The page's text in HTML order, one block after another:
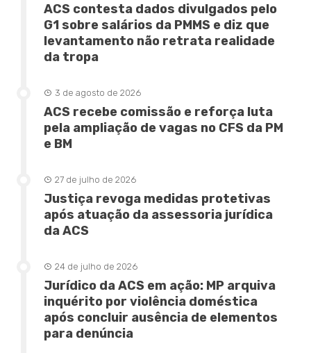
ACS contesta dados divulgados pelo
G1 sobre salários da PMMS e diz que
levantamento não retrata realidade
da tropa
3 de agosto de 2026
ACS recebe comissão e reforça luta
pela ampliação de vagas no CFS da PM
e BM
27 de julho de 2026
Justiça revoga medidas protetivas
após atuação da assessoria jurídica
da ACS
24 de julho de 2026
Jurídico da ACS em ação: MP arquiva
inquérito por violência doméstica
após concluir ausência de elementos
para denúncia